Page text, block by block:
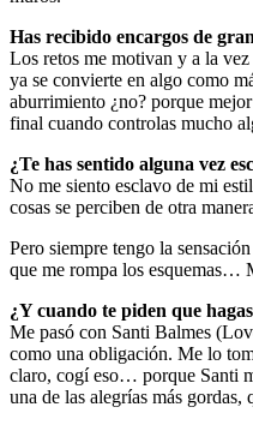
Has recibido encargos de
Los retos me motivan y a la vez
ya se convierte en algo como
aburrimiento ¿no? porque
final cuando controlas mucho
¿Te has sentido alguna vez
No me siento esclavo de mi
cosas se perciben de otra
Pero siempre tengo la
que me rompa los esquemas…
¿Y cuando te piden que
Me pasó con Santi Balmes
como una obligación. Me lo
claro, cogí eso… porque Santi
una de las alegrías más